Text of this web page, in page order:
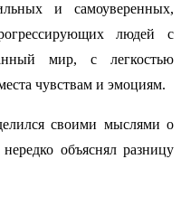
и самоуверенных,
людей с
мир, с легкостью
чувствам и эмоциям.
своими мыслями о
объяснял разницу